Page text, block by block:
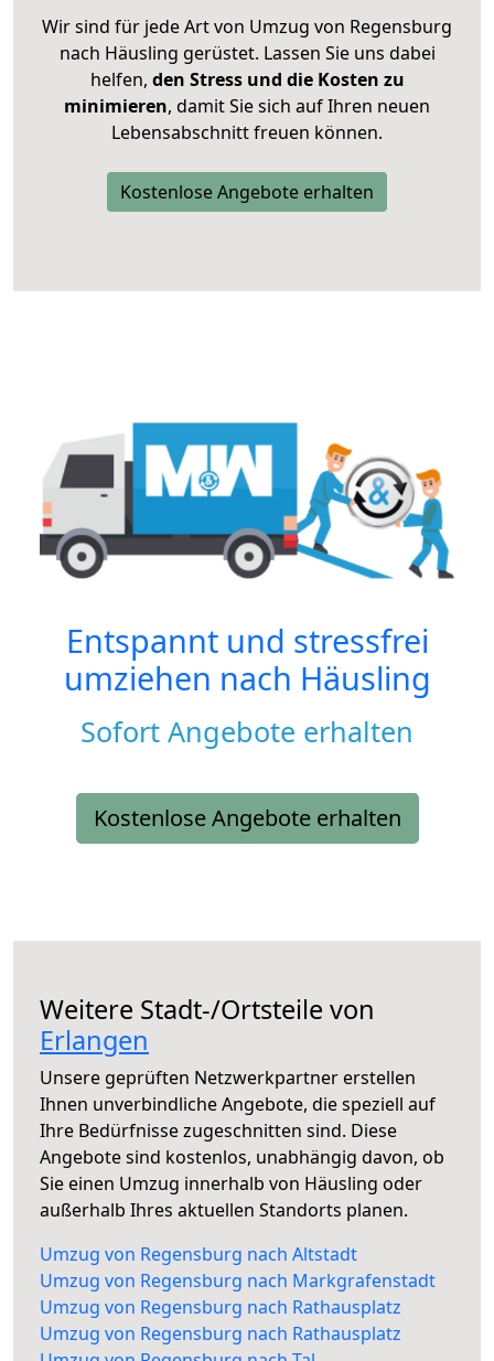
Wir sind für jede Art von Umzug von Regensburg
nach Häusling gerüstet. Lassen Sie uns dabei
helfen, den Stress und die Kosten zu
minimieren, damit Sie sich auf Ihren neuen
Lebensabschnitt freuen können.
Kostenlose Angebote erhalten
Entspannt und stressfrei
umziehen nach Häusling
Sofort Angebote erhalten
Kostenlose Angebote erhalten
Weitere Stadt-/Ortsteile von
Erlangen
Unsere geprüften Netzwerkpartner erstellen
Ihnen unverbindliche Angebote, die speziell auf
Ihre Bedürfnisse zugeschnitten sind. Diese
Angebote sind kostenlos, unabhängig davon, ob
Sie einen Umzug innerhalb von Häusling oder
außerhalb Ihres aktuellen Standorts planen.
Umzug von Regensburg nach Altstadt
Umzug von Regensburg nach Markgrafenstadt
Umzug von Regensburg nach Rathausplatz
Umzug von Regensburg nach Rathausplatz